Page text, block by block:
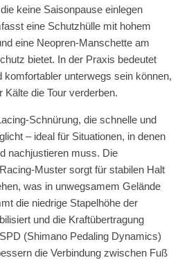
keine Saisonpause einlegen
eine Schutzhülle mit hohem
eine Neopren-Manschette am
bietet. In der Praxis bedeutet
unterwegs sein können,
die Tour verderben.
Schnürung, die schnelle und
– ideal für Situationen, in denen
nachjustieren muss. Die
Muster sorgt für stabilen Halt
was in unwegsamem Gelände
die niedrige Stapelhöhe der
und die Kraftübertragung
(Shimano Pedaling Dynamics)
die Verbindung zwischen Fuß